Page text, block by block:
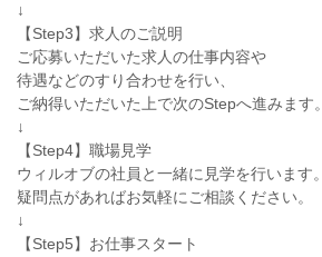
↓
【Step3】求人のご説明
ご応募いただいた求人の仕事内容や
待遇などのすり合わせを行い、
ご納得いただいた上で次のStepへ進みます。
↓
【Step4】職場見学
ウィルオブの社員と一緒に見学を行います。
疑問点があればお気軽にご相談ください。
↓
【Step5】お仕事スタート